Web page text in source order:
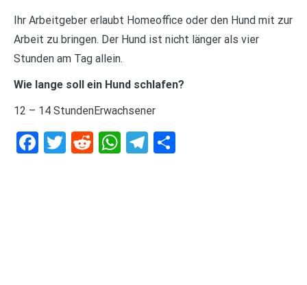
Ihr Arbeitgeber erlaubt Homeoffice oder den Hund mit zur
Arbeit zu bringen. Der Hund ist nicht länger als vier
Stunden am Tag allein.
Wie lange soll ein Hund schlafen?
12 – 14 StundenErwachsener
Facebook
Twitter
RedditWhatsApp
Telegram